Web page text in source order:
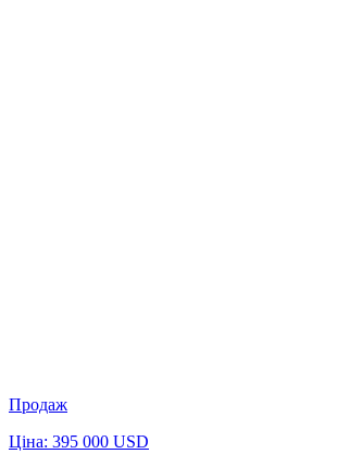
Продаж
Ціна: 395 000 USD